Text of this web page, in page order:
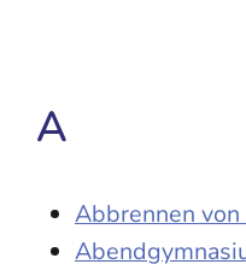
A
Abbrennen